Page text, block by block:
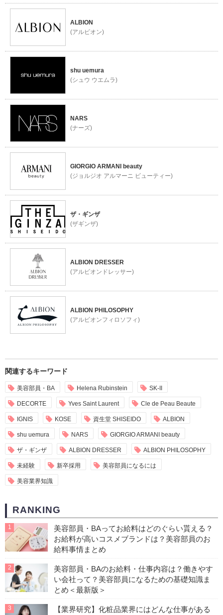
ALBION
(アルビオン)
shu uemura
(シュウ ウエムラ)
NARS
(ナーズ)
GIORGIO ARMANI beauty
(ジョルジオ アルマーニ ビューティー)
ザ・ギンザ
(ザギンザ)
ALBION DRESSER
(アルビオンドレッサー)
ALBION PHILOSOPHY
(アルビオンフィロソフィ)
関連するキーワード
美容部員・BA Helena Rubinstein SK-II
DECORTE Yves Saint Laurent Cle de Peau Beaute
IGNIS KOSE 資生堂 SHISEIDO ALBION
shu uemura NARS GIORGIO ARMANI beauty
ザ・ギンザ ALBION DRESSER ALBION PHILOSOPHY
未経験 新卒採用 美容部員になるには
美容業界知識
RANKING
1
美容部員・BAってお給料はどのぐらい貰える？
お給料が高いコスメブランドは？美容部員のお
給料事情まとめ
2
美容部員・BAのお給料・仕事内容は？働きやす
い会社って？美容部員になるための基礎知識ま
とめ＜最新版＞
3
【業界研究】化粧品業界にはどんな仕事がある